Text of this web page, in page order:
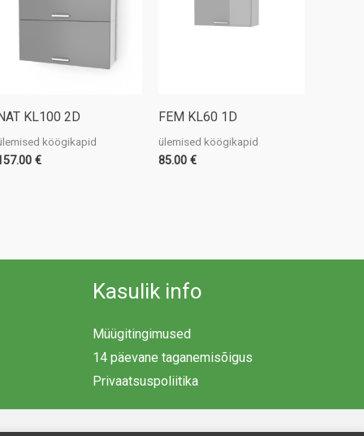
KL100 2D
köögikapid
€
FEM KL60 1D
ülemised köögikapid
85.00€
Kasulik info
Müügitingimused
14 päevane taganemisõigus
Privaatsuspoliitika